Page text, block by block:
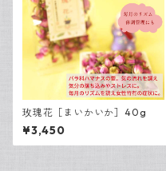
玫瑰花［まいかいか］40g
¥3,450